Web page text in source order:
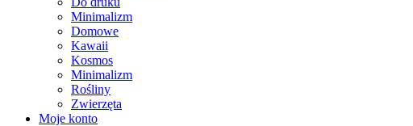
Minimalizm
Domowe
Kawaii
Kosmos
Minimalizm
Rośliny
Zwierzęta
Moje konto